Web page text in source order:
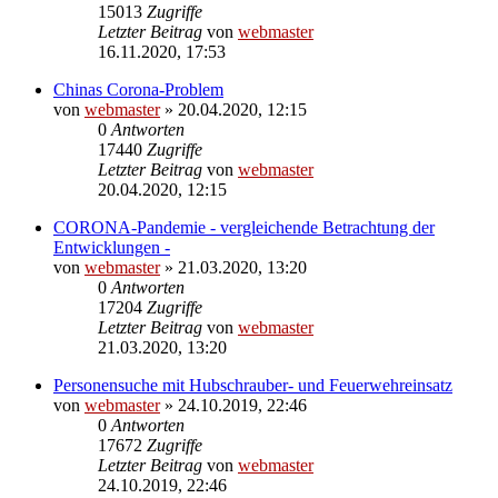
15013 Zugriffe
Letzter Beitrag von webmaster
16.11.2020, 17:53
Chinas Corona-Problem
von webmaster» 20.04.2020, 12:15
0 Antworten
17440 Zugriffe
Letzter Beitrag von webmaster
20.04.2020, 12:15
CORONA-Pandemie - vergleichende Betrachtung der
Entwicklungen -
von webmaster» 21.03.2020, 13:20
0 Antworten
17204 Zugriffe
Letzter Beitrag von webmaster
21.03.2020, 13:20
Personensuche mit Hubschrauber- und Feuerwehreinsatz
von webmaster» 24.10.2019, 22:46
0 Antworten
17672 Zugriffe
Letzter Beitrag von webmaster
24.10.2019, 22:46